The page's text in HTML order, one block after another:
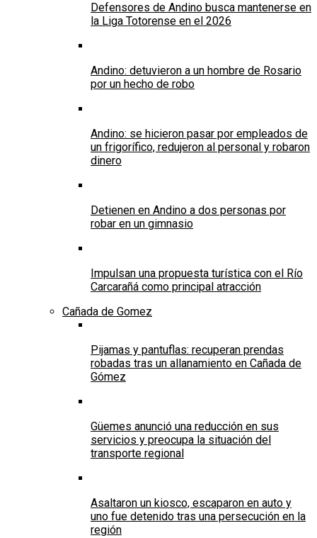
Defensores de Andino busca mantenerse en
la Liga Totorense en el 2026
Andino: detuvieron a un hombre de Rosario
por un hecho de robo
Andino: se hicieron pasar por empleados de
un frigorífico, redujeron al personal y robaron
dinero
Detienen en Andino a dos personas por
robar en un gimnasio
Impulsan una propuesta turística con el Río
Carcarañá como principal atracción
Cañada de Gomez
Pijamas y pantuflas: recuperan prendas
robadas tras un allanamiento en Cañada de
Gómez
Güemes anunció una reducción en sus
servicios y preocupa la situación del
transporte regional
Asaltaron un kiosco, escaparon en auto y
uno fue detenido tras una persecución en la
región